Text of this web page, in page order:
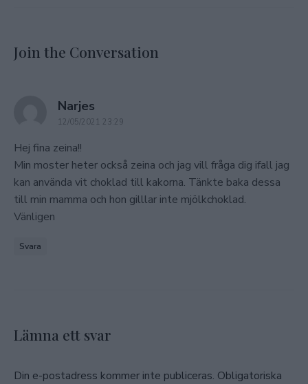
Join the Conversation
Narjes
12/05/2021 23:29
Hej fina zeina!!
Min moster heter också zeina och jag vill fråga dig ifall jag
kan använda vit choklad till kakorna. Tänkte baka dessa
till min mamma och hon gilllar inte mjölkchoklad.
Vänligen
Svara
Lämna ett svar
Din e-postadress kommer inte publiceras. Obligatoriska